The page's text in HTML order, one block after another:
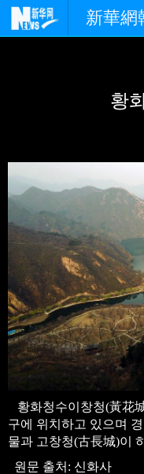
新華網
생생 중국어
황
황화청수이창청(黃花
구에 위치하고 있으며
물과 고창청(古長城)이
원문 출처: 신화사